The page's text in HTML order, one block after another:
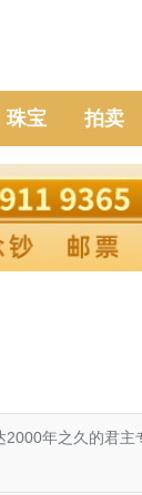
珠宝 拍卖
年之久的君主